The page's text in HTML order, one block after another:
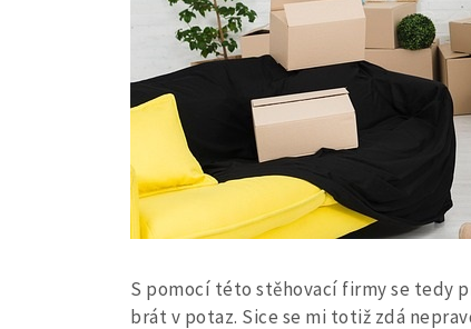
S pomocí této stěhovací firmy se tedy
brát v potaz. Sice se mi totiž zdá